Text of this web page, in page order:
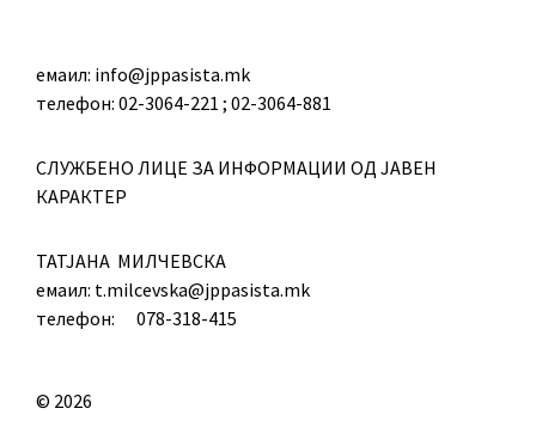
емаил: info@jppasista.mk
телефон: 02-3064-221 ; 02-3064-881
СЛУЖБЕНО ЛИЦЕ ЗА ИНФОРМАЦИИ ОД ЈАВЕН
КАРАКТЕР
ТАТЈАНА МИЛЧЕВСКА
емаил: t.milcevska@jppasista.mk
телефон: 078-318-415
© 2026